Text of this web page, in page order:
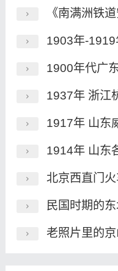
《南满洲铁
1903年-1919年
1900年代广东汕头
1937年 浙江
1917年 山东
1914年 山东
北京西直门
民国时期的
老照片里的